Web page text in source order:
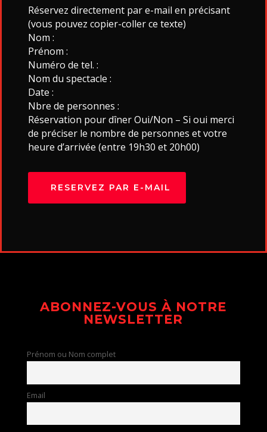
Réservez directement par e-mail en précisant
(vous pouvez copier-coller ce texte)
Nom :
Prénom :
Numéro de tel. :
Nom du spectacle :
Date :
Nbre de personnes :
Réservation pour dîner Oui/Non – Si oui merci
de préciser le nombre de personnes et votre
heure d’arrivée (entre 19h30 et 20h00)
RESERVEZ PAR E-MAIL
ABONNEZ-VOUS À NOTRE
NEWSLETTER
Prénom ou Nom complet
Email